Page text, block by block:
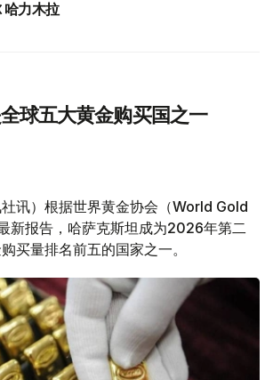
哈力木拉
球五大黄金购买国之一
社讯）根据世界黄金协会（World Gold
新报告，哈萨克斯坦成为2026年第二
买量排名前五的国家之一。